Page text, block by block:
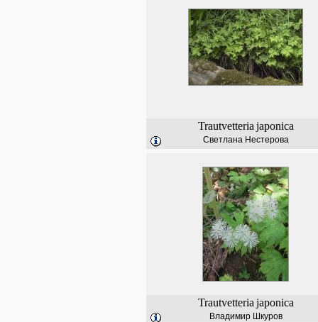
Trautvetteria japonica
Светлана Нестерова
Trautvetteria japonica
Владимир Шкуров